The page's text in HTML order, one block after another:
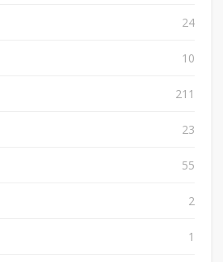
24
10
211
23
55
2
1